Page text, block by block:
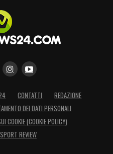
CONTATTI
REDAZIONE
DEI DATI PERSONALI
COOKIE (COOKIE POLICY)
REVIEW